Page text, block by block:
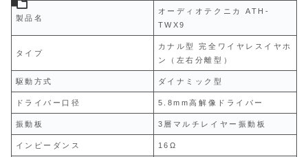
製品名
オーディオテクニカ ATH-
TWX9
タイプ
カナル型 完全ワイヤレスイヤホ
ン（左右分離型）
駆動方式 ダイナミック型
ドライバー口径 5.8mm高解像ドライバー
振動板 3層マルチレイヤー振動板
インピーダンス 16Ω